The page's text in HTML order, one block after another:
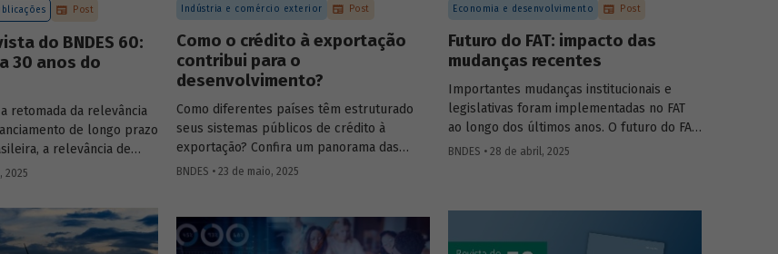
Post
do BNDES 60:
30 anos do
retomada da relevância
de longo prazo
a relevância de
Clima, Fundo
de sistemas
à exportação, o novo
industrial, um
2025
Indústria e comércio exterior Post
Como o crédito à exportação
contribui para o
desenvolvimento?
Como diferentes países têm estruturado
seus sistemas públicos de crédito à
exportação? Confira um panorama das
principais experiências internacionais e
e a inserção competitiva no mercado
global.
BNDES • 23 de maio, 2025
Economia e desenvolvimento Post
Futuro do FAT: impacto das
mudanças recentes
Importantes mudanças institucionais e
legislativas foram implementadas no FAT
ao longo dos últimos anos. O futuro do FAT
– e das atividades por ele beneficiadas –
BNDES • 28 de abril, 2025